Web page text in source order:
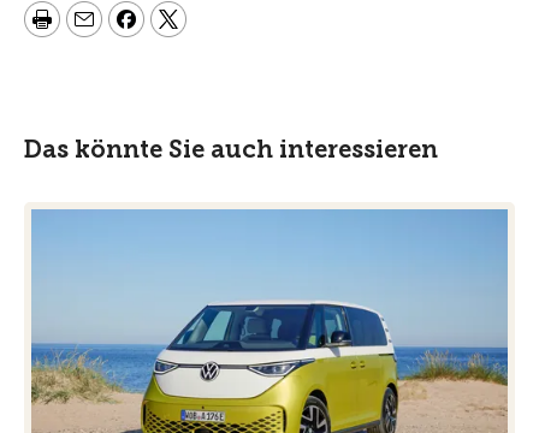
Das könnte Sie auch interessieren